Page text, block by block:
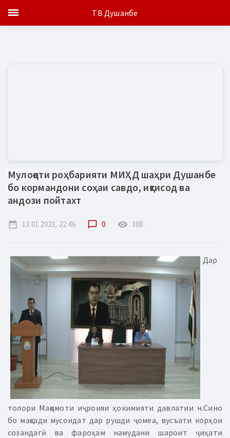
Мулоқоти роҳбарияти МИҲД шаҳри Душанбе
бо кормандони соҳаи савдо, иқтисод ва
андози пойтахт
date_range 13.01.2023, 22:46 chat_bubble_outline 0 remove_red_eye 388
Дар
толори Мақомоти иҷроияи ҳокимияти давлатии н.Сино
бо мақсади мусоидат дар рушди ҷомеа, вусъати корҳои
созандагӣ ва фароҳам намудани шароит ҷиҳати
ТВ Душанбе